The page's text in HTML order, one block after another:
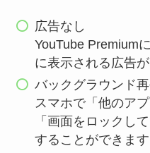
広告なし
YouTube Premium
に表示される広告が
バックグラウンド
スマホで「他のア
「画面をロックし
することができます